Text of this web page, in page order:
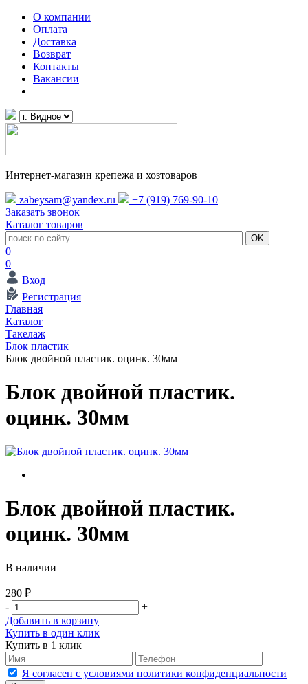
О компании
Оплата
Доставка
Возврат
Контакты
Вакансии
Интернет-магазин крепежа и хозтоваров
zabeysam@yandex.ru
+7 (919) 769-90-10
Заказать звонок
Каталог товаров
0
0
Вход
Регистрация
Главная
Каталог
Такелаж
Блок пластик
Блок двойной пластик. оцинк. 30мм
Блок двойной пластик.
оцинк. 30мм
Блок двойной пластик.
оцинк. 30мм
В наличии
280 ₽
-
+
Добавить в корзину
Купить в один клик
Купить в 1 клик
Я согласен с условиями политики конфиденциальности